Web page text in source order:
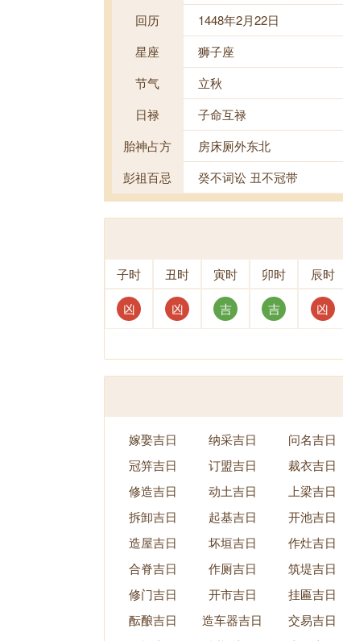
回历
1448年2月22日
星座
狮子座
节气
立秋
日禄
子命互禄
胎神占方
房床厕外东北
彭祖百忌
癸不词讼 丑不冠带
子时 丑时 寅时 卯时 辰时
凶 凶 吉 吉 凶
嫁娶吉日 纳采吉日 问名吉日
冠笄吉日
订盟吉日 裁衣吉日
修造吉日
动土吉日 上梁吉日
拆卸吉日
起基吉日 开池吉日
造屋吉日
坏垣吉日 作灶吉日
合脊吉日
作厕吉日 筑堤吉日
修门吉日
开市吉日 挂匾吉日
酝酿吉日
造车器吉日 交易吉日